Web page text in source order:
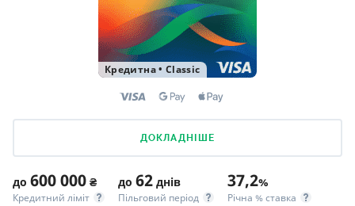
Кредитна• Classic
ДОКЛАДНІШЕ
до 600 000 ₴
Кредитний ліміт
до 62 днів
Пільговий період
37,2%
Річна % ставка